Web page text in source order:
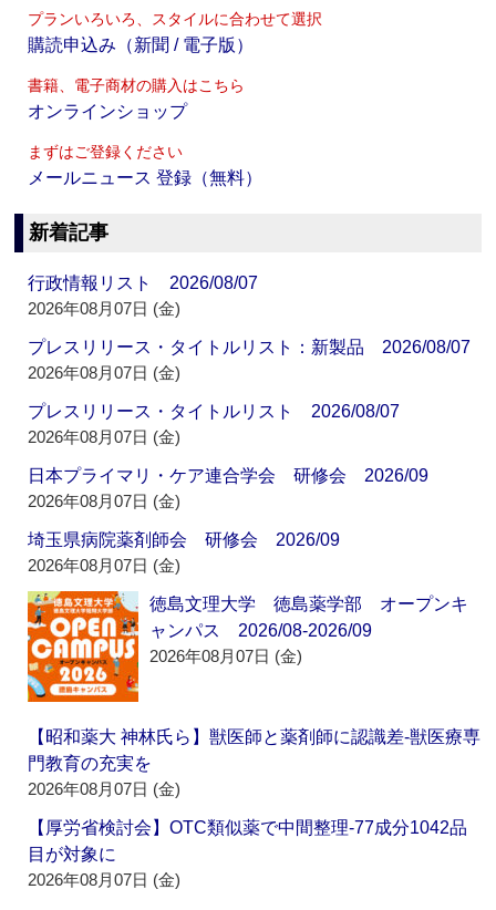
プランいろいろ、スタイルに合わせて選択
購読申込み（新聞 / 電子版）
書籍、電子商材の購入はこちら
オンラインショップ
まずはご登録ください
メールニュース 登録（無料）
新着記事
行政情報リスト 2026/08/07
2026年08月07日 (金)
プレスリリース・タイトルリスト：新製品 2026/08/07
2026年08月07日 (金)
プレスリリース・タイトルリスト 2026/08/07
2026年08月07日 (金)
日本プライマリ・ケア連合学会 研修会 2026/09
2026年08月07日 (金)
埼玉県病院薬剤師会 研修会 2026/09
2026年08月07日 (金)
徳島文理大学 徳島薬学部 オープンキ
ャンパス 2026/08-2026/09
2026年08月07日 (金)
【昭和薬大 神林氏ら】獣医師と薬剤師に認識差‐獣医療専
門教育の充実を
2026年08月07日 (金)
【厚労省検討会】OTC類似薬で中間整理‐77成分1042品
目が対象に
2026年08月07日 (金)